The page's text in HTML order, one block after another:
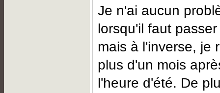
Je n'ai aucun
lorsqu'il faut
mais à l'inverse, je
plus d'un mois
l'heure d'été. De